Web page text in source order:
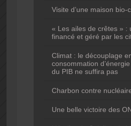
Visite d’une maison bio-
« Les ailes de crêtes » :
financé et géré par les
Climat : le découplage
consommation
du PIB ne suffira pas
Charbon contre
Une belle victoire des